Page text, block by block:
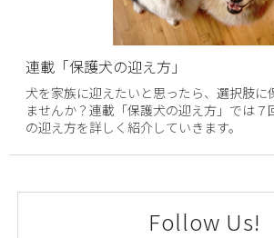
連載「保護犬の迎え方」
犬を家族に迎えたいと思ったら、選択肢に
ませんか？連載「保護犬の迎え方」では７
の迎え方を詳しく紹介していきます。
Follow Us!